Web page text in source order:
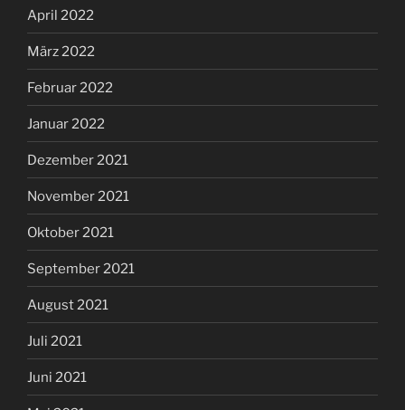
April 2022
März 2022
Februar 2022
Januar 2022
Dezember 2021
November 2021
Oktober 2021
September 2021
August 2021
Juli 2021
Juni 2021